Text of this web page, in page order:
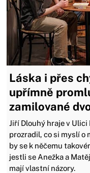
Láska i přes
upřímně
zamilované
Jiří Dlouhý hraje v Ulici
prozradil, co si myslí o
by se k něčemu
jestli se Anežka a
mají vlastní názory.